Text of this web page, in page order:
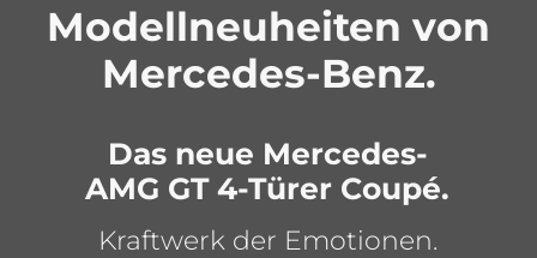
Modellneuheiten von
Mercedes-Benz.
Das neue Mercedes-
AMG GT 4-Türer Coupé.
Kraftwerk der Emotionen.